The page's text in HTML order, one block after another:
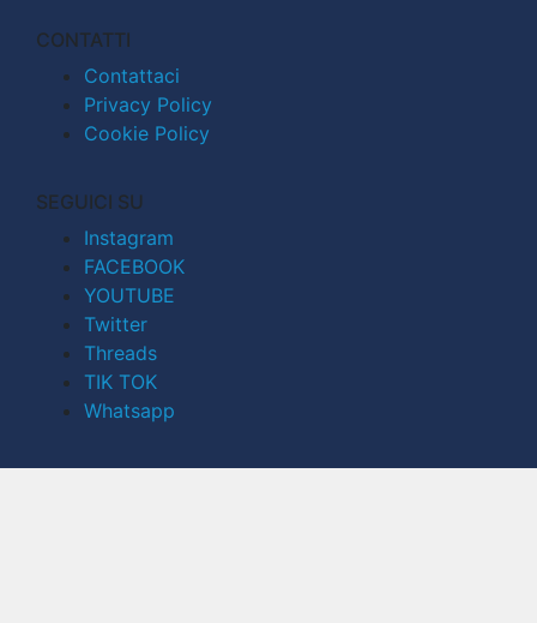
CONTATTI
Contattaci
Privacy Policy
Cookie Policy
SEGUICI SU
Instagram
FACEBOOK
YOUTUBE
Twitter
Threads
TIK TOK
Whatsapp